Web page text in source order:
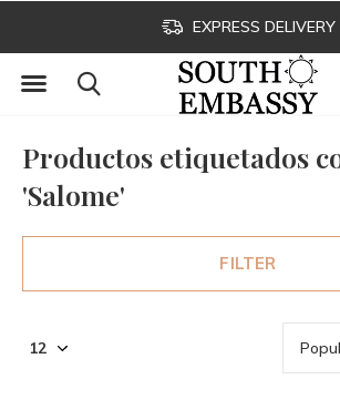
EXPRESS DELIVERY
Productos etiquetados
'Salome'
FILTER